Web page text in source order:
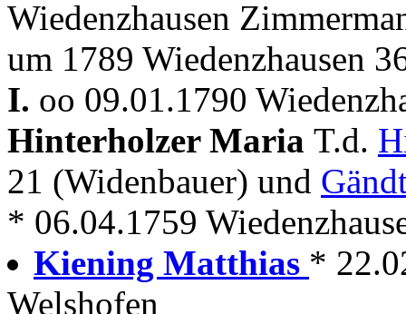
Wiedenzhausen
um 1789 Wiedenzhausen
I. oo 09.01.1790
Hinterholzer Maria T.d.
21 (Widenbauer) und
* 06.04.1759
Kiening Matthias *
Welshofen